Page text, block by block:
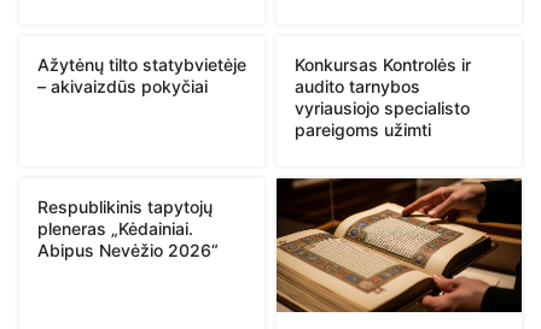
Ažytėnų tilto statybvietėje
– akivaizdūs pokyčiai
Konkursas Kontrolės ir
audito tarnybos
vyriausiojo specialisto
pareigoms užimti
Respublikinis tapytojų
pleneras „Kėdainiai.
Abipus Nevėžio 2026“